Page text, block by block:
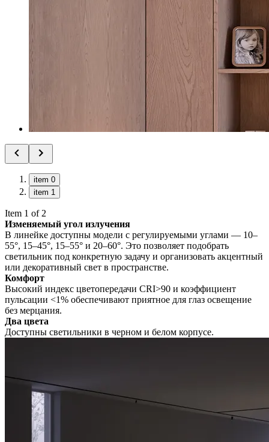
item 0
item 1
Item 1 of 2
Изменяемый угол излучения
В линейке доступны модели с регулируемыми углами — 10–
55°, 15–45°, 15–55° и 20–60°. Это позволяет подобрать
светильник под конкретную задачу и организовать акцентный
или декоративный свет в пространстве.
Комфорт
Высокий индекс цветопередачи CRI>90 и коэффициент
пульсации <1% обеспечивают приятное для глаз освещение
без мерцания.
Два цвета
Доступны светильники в черном и белом корпусе.